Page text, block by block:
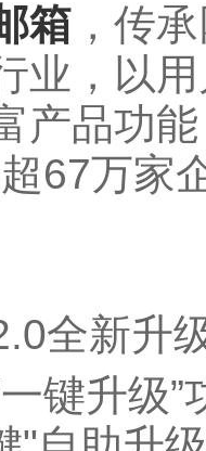
箱 ，传
业，以
产品功
67万家
全新升
键升级